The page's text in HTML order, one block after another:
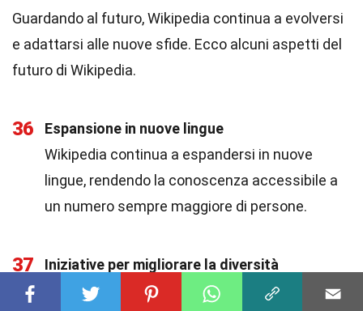
Guardando al futuro, Wikipedia continua a evolversi
e adattarsi alle nuove sfide. Ecco alcuni aspetti del
futuro di Wikipedia.
36
Espansione in nuove lingue
Wikipedia continua a espandersi in nuove
lingue, rendendo la conoscenza accessibile a
un numero sempre maggiore di persone.
37
Iniziative per migliorare la diversità
Wikipedia sta lavorando su iniziative per